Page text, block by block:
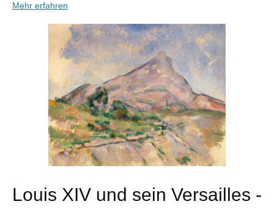
Mehr erfahren
Louis XIV und sein Versailles -